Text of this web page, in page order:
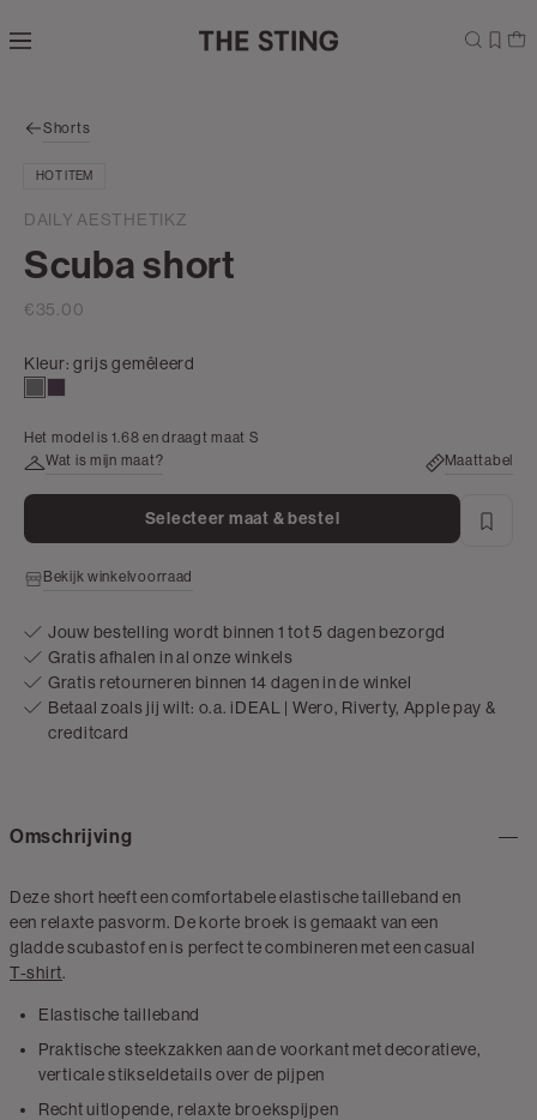
direct naar
zoekbalk
naar de
Shorts
HOT ITEM
DAILY AESTHETIKZ
Scuba short
€35.00
Kleur:grijs gemêleerd
Het model is 1.68 en draagt maat S
Wat is mijn maat?
Maattabel
Selecteer maat & bestel
Bekijk winkelvoorraad
Jouw bestelling wordt binnen 1 tot 5 dagen bezorgd
Gratis afhalen in al onze winkels
Gratis retourneren binnen 14 dagen in de winkel
Betaal zoals jij wilt: o.a. iDEAL | Wero, Riverty, Apple pay &
creditcard
Omschrijving
Deze short heeft een comfortabele elastische tailleband en
een relaxte pasvorm. De korte broek is gemaakt van een
gladde scubastof en is perfect te combineren met een casual
T-shirt.
Elastische tailleband
Praktische steekzakken aan de voorkant met decoratieve,
verticale stikseldetails over de pijpen
Recht uitlopende, relaxte broekspijpen